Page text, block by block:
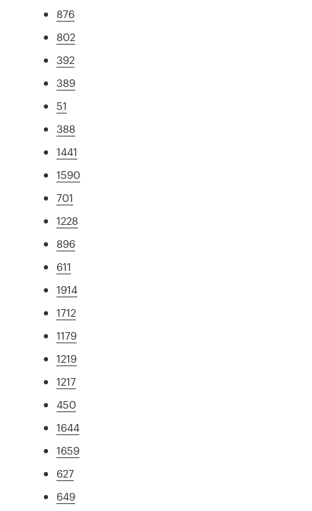
876
802
392
389
51
388
1441
1590
701
1228
896
611
1914
1712
1179
1219
1217
450
1644
1659
627
649